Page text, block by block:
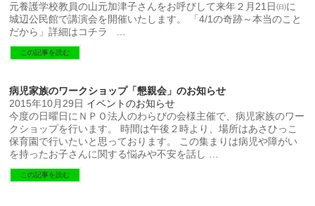
元養護学校教員の山元加津子さんをお呼びして来年２月21日㈰に
城辺公民館で講演会を開催いたします。 「4/1の奇跡～本当のこと
だから」詳細はコチラ …
この記事を読む
病児家族のワークショップ「懇親会」のお知らせ
2015年10月29日 イベントのお知らせ
今度の日曜日にＮＰＯ法人のわらびの会様主催で、病児家族のワー
クショップを行います。 時間は午後２時より、場所はあさひっこ
保育園で行いたいと思っております。 この集まりは病児や障がい
を持ったお子さんに関する悩みや不安を話し …
この記事を読む